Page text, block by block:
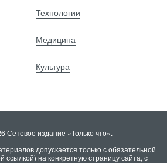
Технологии
Медицина
Культура
Сетевое издание «Только что».
допускается только с обязательной
ссылкой) на конкретную страницу сайта, с